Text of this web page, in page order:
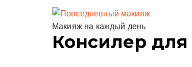
Макияж на каждый день
Консилер